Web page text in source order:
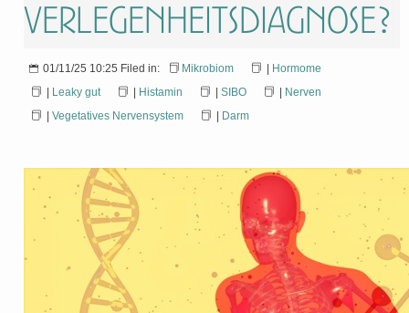
Verlegenheitsdiagnose?
01/11/25 10:25 Filed in: Mikrobiom
Hormome
Leaky gut Histamin SIBO
Nerven
Vegetatives Nervensystem Darm